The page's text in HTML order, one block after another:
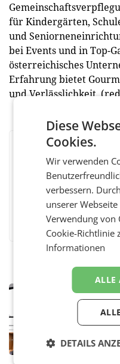
für Kindergärten,
und
bei Events und in Top-
österreichisches
Erfahrung bietet
und Verlässlichkeit.
WIEN
dazu auf,
Diese
Cookies.
Wir verwenden
verbessern.
unserer
Verwendung von
Cookie-Richtlinie
Informationen
ALLE
DETAILS